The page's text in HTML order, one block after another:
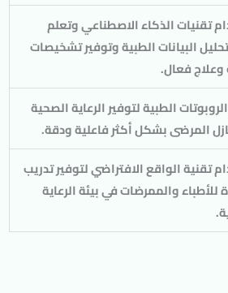
تقنيات الذكاء الاصطناعي وتعلم
البيانات الطبية وتوفير تشخيصات
فعال.
الطبية لتوفير الرعاية الصحية
المرضى بشكل أكثر فاعلية ودقة.
تقنية الواقع الافتراضي لتوفير تدريب
للأطباء والممرضات في بيئة الرعاية